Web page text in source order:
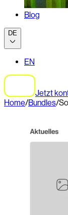
Blog
DE
EN
Jetzt
Home/Bundles/